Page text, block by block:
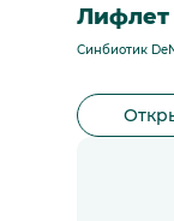
Лифлет
Синбиотик